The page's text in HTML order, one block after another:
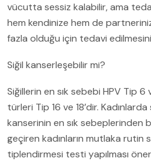
vücutta sessiz kalabilir, ama
hem kendinize hem de
fazla olduğu için tedavi
Siğil kanserleşebilir mi?
Siğillerin en sık sebebi HPV Tip 6
türleri Tip 16 ve 18’dir.
kanserinin en sık sebeplerinden
geçiren kadınların mutlaka rutin
tiplendirmesi testi yapılması